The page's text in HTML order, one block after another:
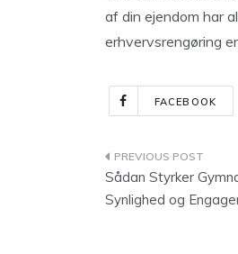
af din ejendom har
erhvervsrengøring
FACEBOOK
Sådan Styrker
Synlighed og